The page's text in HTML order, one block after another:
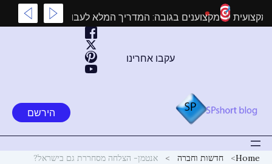
לתוכןשלטים מקצועית מקצוענים בגובה: המדריך המלא לעבודות
עקבו אחרינו
הירשם
Home חדשות וחברה אנטמן- הצלחה מסחררת גם בישראל?